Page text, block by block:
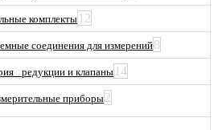
комплекты 12
соединения для измерений8
редукции и клапаны 14
приборы2